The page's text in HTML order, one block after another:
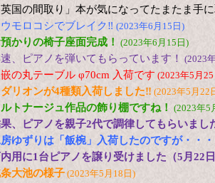
英国の間取り」本が気になってたまたま手
ウモロコシでブレイク‼ (2023年6月15日)
かりの椅子座面完成！ (2023年6月15日)
、ピアノを弾いてもらっています！ (2023
の丸テーブル φ70cm 入荷です (2023年5月
ダリオンが4種類入荷しました‼ (2023年5月22
トナージュ作品の飾り棚ですね！ (2023年5
、ピアノを親子2代で調律してもらいまし
ゆずりは「飯椀」入荷したのですが・・・
内用に1台ピアノを譲り受けました（5月22
大池の様子 (2023年5月18日)